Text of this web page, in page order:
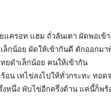
แครอท แฮม ถั่วลันเตา ผัดพอเข้
ล็กน้อย ผัดให้เข้ากันดี ตักออกมา
ยดำเล็กน้อย คนให้เข้ากัน
อน เทไข่ลงไปให้ทั่วกระทะ ทอ
หนึ่ง พับไข่อีกครึ่งด้าน แค่นี้ก็พร้